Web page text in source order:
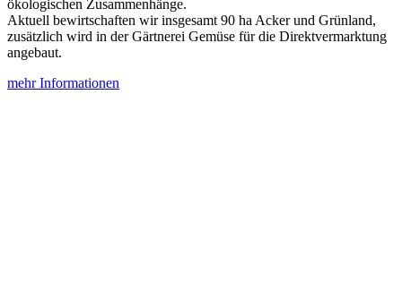
ökologischen Zusammenhänge.
Aktuell bewirtschaften wir insgesamt 90 ha Acker und Grünland,
zusätzlich wird in der Gärtnerei Gemüse für die Direktvermarktung
angebaut.
mehr Informationen